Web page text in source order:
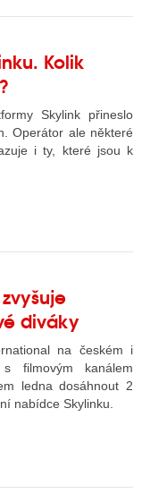
Kolik
Skylink přineslo
Operátor ale některé
i ty, které jsou k
diváky
na českém i
filmovým kanálem
ledna dosáhnout 2
nabídce Skylinku.